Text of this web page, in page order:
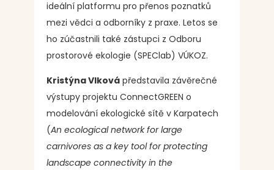
ideální platformu pro přenos poznatků
mezi vědci a odborníky z praxe. Letos se
ho zúčastnili také zástupci z Odboru
prostorové ekologie (SPEClab) VÚKOZ.
Kristýna Vlkovápředstavila závěrečné
výstupy projektu ConnectGREEN o
modelování ekologické sítě v Karpatech
(An ecological network for large
carnivores as a key tool for protecting
landscape connectivity in the